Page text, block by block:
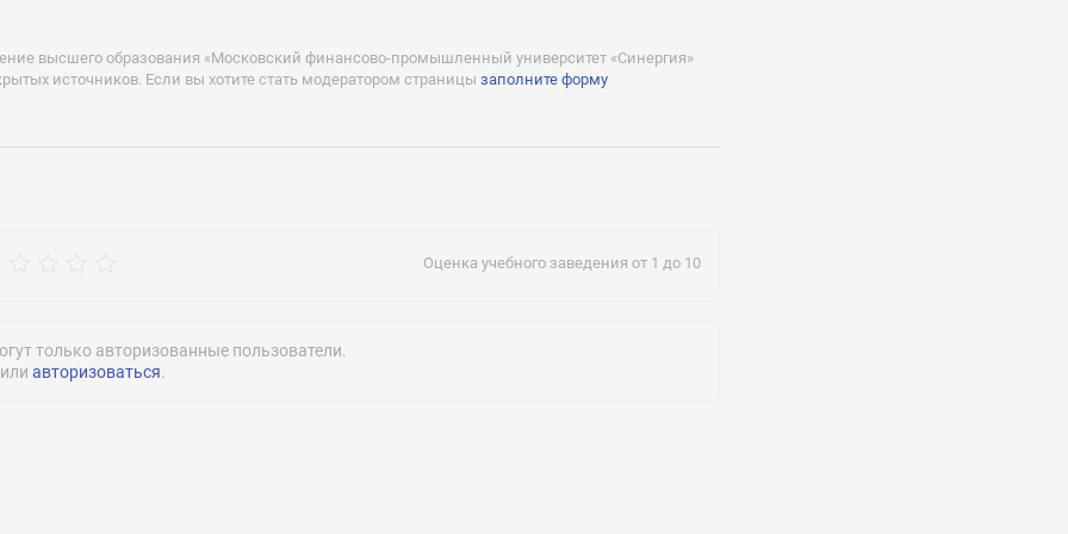
(платное обучение):
высшего образования «Московский финансово-промышленный университет «Синергия»
источников. Если вы хотите стать модератором страницы заполните форму
Оценка учебного заведения от 1 до 10
только авторизованные пользователи.
или авторизоваться.
Нажимая на кнопку «Отправить» я даю согласие